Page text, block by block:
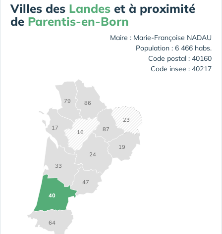
Villes des Landes et à proximité
de Parentis-en-Born
Maire : Marie-Françoise NADAU
Population : 6 466 habs.
Code postal : 40160
Code insee : 40217
16
17
19
23
24
33
40
47
64
79 86
87